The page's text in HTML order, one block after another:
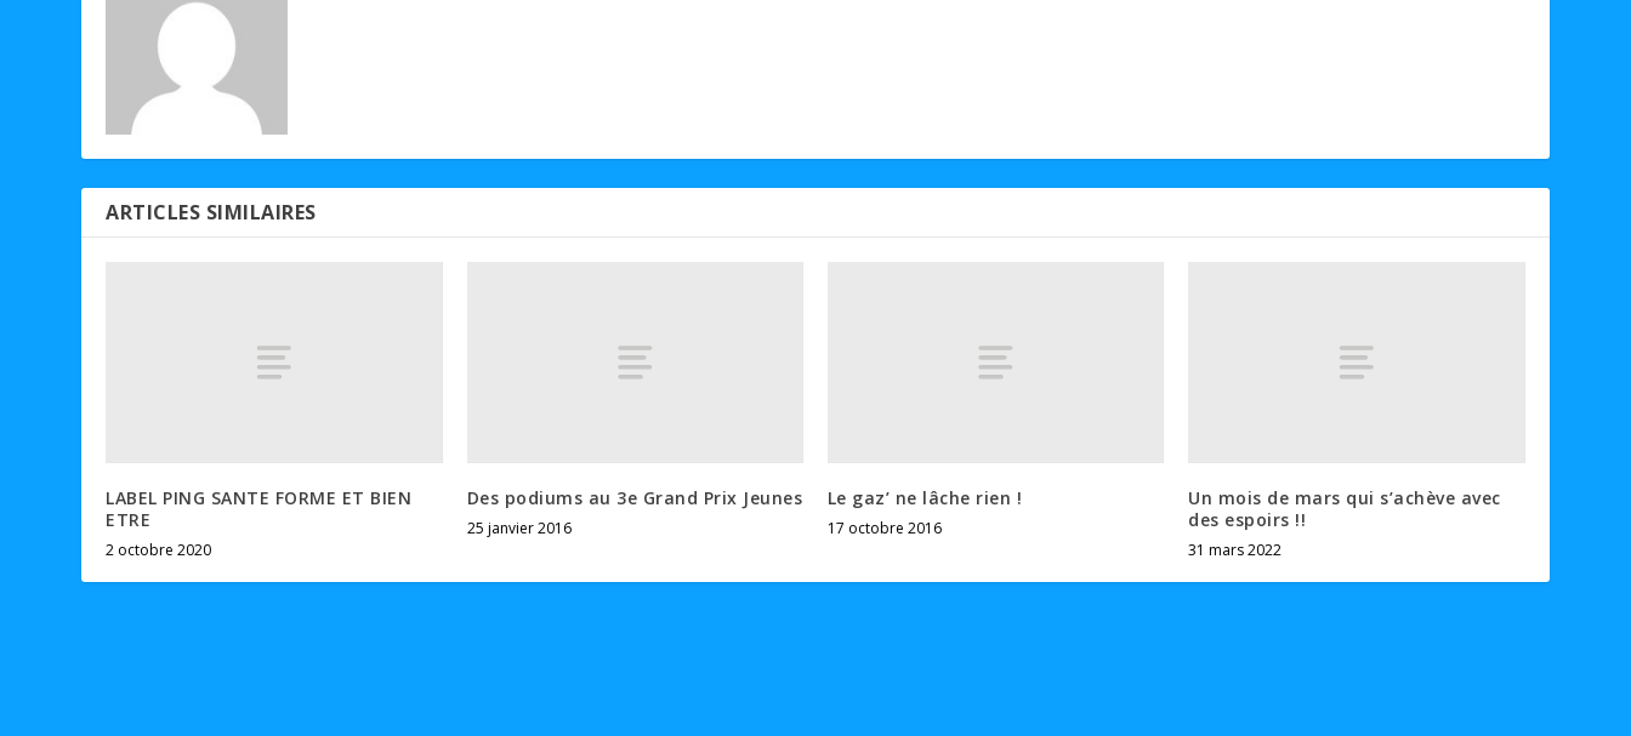
ARTICLES SIMILAIRES
LABEL PING SANTE FORME ET BIEN
ETRE
2 octobre 2020
Des podiums au 3e Grand Prix Jeunes
25 janvier 2016
Le gaz’ ne lâche rien !
17 octobre 2016
Un mois de mars qui s’achève avec
des espoirs !!
31 mars 2022